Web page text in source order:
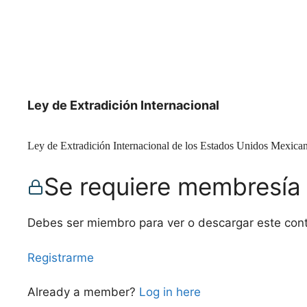
Ley de Extradición Internacional
Ley de Extradición Internacional de los Estados Unidos
Se requiere membresía
Debes ser miembro para ver o descargar este
Registrarme
Already a member? Log in here